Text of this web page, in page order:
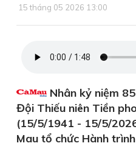
15 tháng 05 2026 13:00
Nhân kỷ niệm
Đội Thiếu niên Tiền
(15/5/1941 - 15/5/
Mau tổ chức Hành